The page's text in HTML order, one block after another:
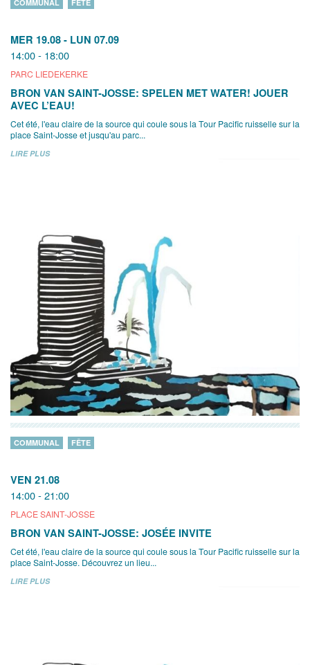
MER 19.08 - LUN 07.09
14:00 - 18:00
PARC LIEDEKERKE
COMMUNAL FÊTE
BRON VAN SAINT-JOSSE: SPELEN MET WATER! JOUER
AVEC L’EAU!
Cet été, l'eau claire de la source qui coule sous la Tour Pacific ruisselle sur la
place Saint-Josse et jusqu'au parc...
LIRE PLUS
VEN 21.08
14:00 - 21:00
PLACE SAINT-JOSSE
COMMUNAL FÊTE
BRON VAN SAINT-JOSSE: JOSÉE INVITE
Cet été, l'eau claire de la source qui coule sous la Tour Pacific ruisselle sur la
place Saint-Josse. Découvrez un lieu...
LIRE PLUS